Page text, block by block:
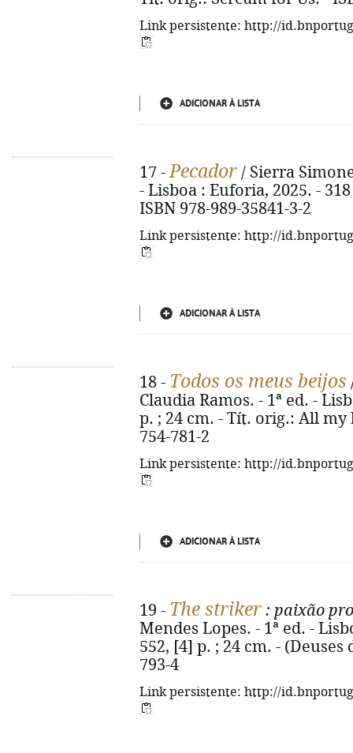
Link persistente: http://
ADICIONAR À LISTA
17 -Pecador / Sierra
- Lisboa : Euforia, 2025. -
ISBN 978-989-35841-3-2
Link persistente: http://
ADICIONAR À LISTA
18 - Todos os meus beijos
Claudia Ramos. - 1ª ed. -
p. ; 24 cm. - Tít. orig.: All my
754-781-2
Link persistente: http://
ADICIONAR À LISTA
19 - The striker : paixão
Mendes Lopes. - 1ª ed. -
552, [4] p. ; 24 cm. - (Deuses
793-4
Link persistente: http://